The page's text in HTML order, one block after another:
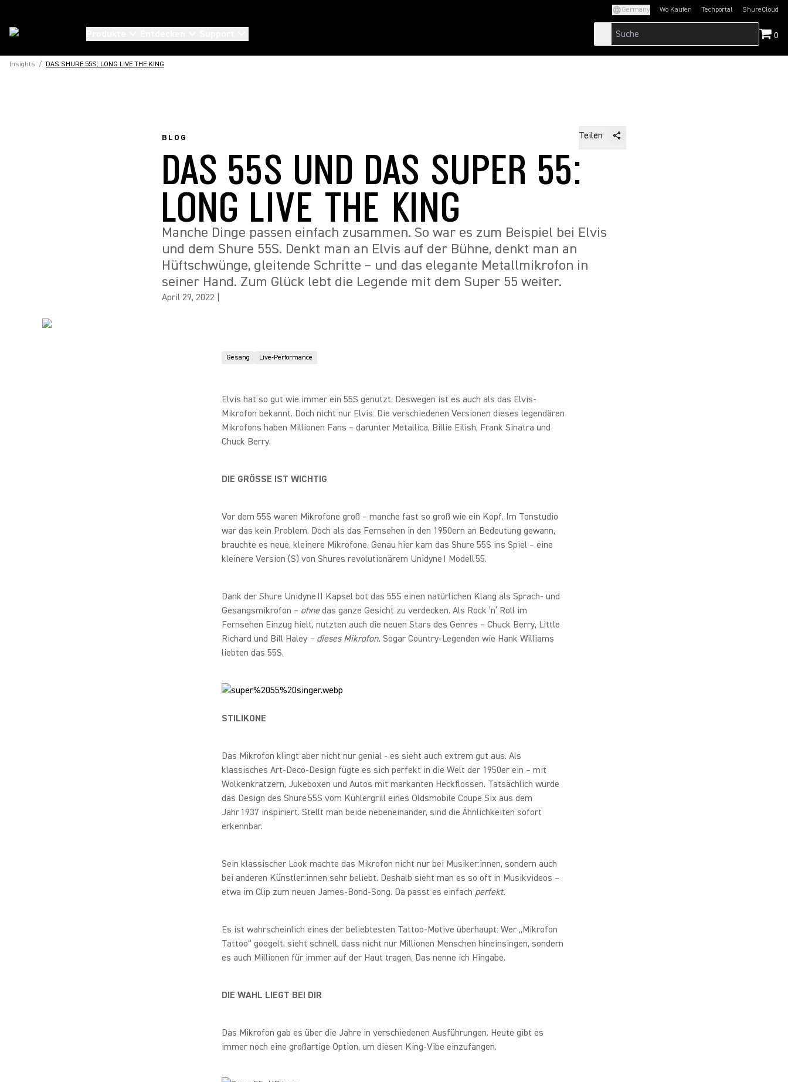
Germany Wo Kaufen Techportal
(Opens in a new tab)ShureCloud
(Opens in a new
0
Insights / DAS SHURE 55S: LONG LIVE THE KING
BLOG Teilen
DAS 55S UND DAS SUPER 55:
LONG LIVE THE KING
Manche Dinge passen einfach zusammen. So war es zum Beispiel bei Elvis
und dem Shure 55S. Denkt man an Elvis auf der Bühne, denkt man an
Hüftschwünge, gleitende Schritte – und das elegante Metallmikrofon in
seiner Hand. Zum Glück lebt die Legende mit dem Super 55 weiter.
April 29, 2022
Gesang Live-Performance
Elvis hat so gut wie immer ein 55S genutzt. Deswegen ist es auch als das Elvis-
Mikrofon bekannt. Doch nicht nur Elvis: Die verschiedenen Versionen dieses legendären
Mikrofons haben Millionen Fans – darunter Metallica, Billie Eilish, Frank Sinatra und
Chuck Berry.
DIE GRÖSSE IST WICHTIG
Vor dem 55S waren Mikrofone groß – manche fast so groß wie ein Kopf. Im Tonstudio
war das kein Problem. Doch als das Fernsehen in den 1950ern an Bedeutung gewann,
brauchte es neue, kleinere Mikrofone. Genau hier kam das Shure 55S ins Spiel – eine
kleinere Version (S) von Shures revolutionärem Unidyne I Modell 55.
Dank der Shure Unidyne II Kapsel bot das 55S einen natürlichen Klang als Sprach- und
Gesangsmikrofon – ohnedas ganze Gesicht zu verdecken. Als Rock ’n’ Roll im
Fernsehen Einzug hielt, nutzten auch die neuen Stars des Genres – Chuck Berry, Little
Richard und Bill Haley – dieses Mikrofon. Sogar Country-Legenden wie Hank Williams
liebten das 55S.
STILIKONE
Das Mikrofon klingt aber nicht nur genial - es sieht auch extrem gut aus. Als
klassisches Art-Deco-Design fügte es sich perfekt in die Welt der 1950er ein – mit
Wolkenkratzern, Jukeboxen und Autos mit markanten Heckflossen. Tatsächlich wurde
das Design des Shure 55S vom Kühlergrill eines Oldsmobile Coupe Six aus dem
Jahr 1937 inspiriert. Stellt man beide nebeneinander, sind die Ähnlichkeiten sofort
erkennbar.
Sein klassischer Look machte das Mikrofon nicht nur bei Musiker:innen, sondern auch
bei anderen Künstler:innen sehr beliebt. Deshalb sieht man es so oft in Musikvideos –
etwa im Clip zum neuen James-Bond-Song. Da passt es einfach perfekt.
Es ist wahrscheinlich eines der beliebtesten Tattoo-Motive überhaupt: Wer „Mikrofon
Tattoo“ googelt, sieht schnell, dass nicht nur Millionen Menschen hineinsingen, sondern
es auch Millionen für immer auf der Haut tragen. Das nenne ich Hingabe.
DIE WAHL LIEGT BEI DIR
Das Mikrofon gab es über die Jahre in verschiedenen Ausführungen. Heute gibt es
immer noch eine großartige Option, um diesen King-Vibe einzufangen.